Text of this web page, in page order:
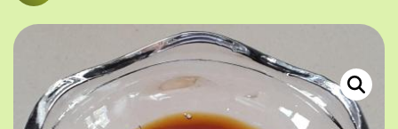
«Έψημα
Πηγή: